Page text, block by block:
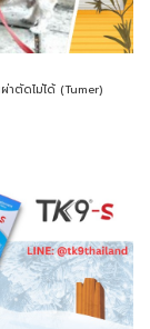
าตัดไม่ได้ (Tumer)